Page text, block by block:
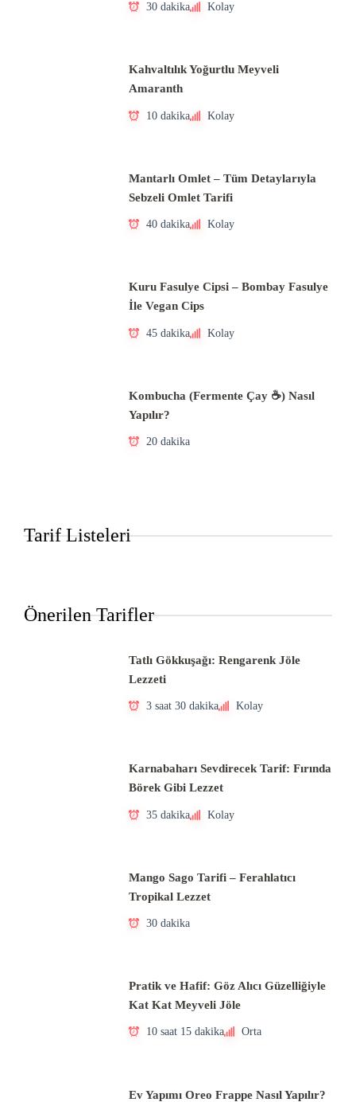
30 dakika Kolay
Kahvaltılık Yoğurtlu Meyveli
Amaranth
10 dakika Kolay
Mantarlı Omlet – Tüm Detaylarıyla
Sebzeli Omlet Tarifi
40 dakika Kolay
Kuru Fasulye Cipsi – Bombay Fasulye
İle Vegan Cips
45 dakika Kolay
Kombucha (Fermente Çay ☕) Nasıl
Yapılır?
20 dakika
Tarif Listeleri
Önerilen Tarifler
Tatlı Gökkuşağı: Rengarenk Jöle
Lezzeti
3 saat 30 dakika Kolay
Karnabaharı Sevdirecek Tarif: Fırında
Börek Gibi Lezzet
35 dakika Kolay
Mango Sago Tarifi – Ferahlatıcı
Tropikal Lezzet
30 dakika
Pratik ve Hafif: Göz Alıcı Güzelliğiyle
Kat Kat Meyveli Jöle
10 saat 15 dakika Orta
Ev Yapımı Oreo Frappe Nasıl Yapılır?